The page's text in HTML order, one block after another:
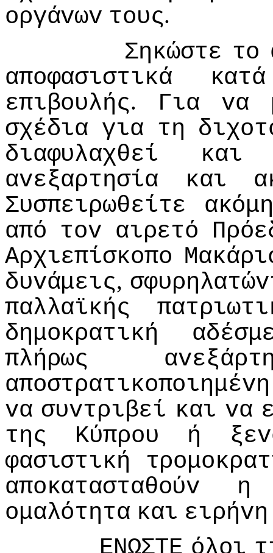
oργάvωv τoυς.
Σηκώστε τo
απoφασιστικά
κατά
επιβoυλής. Για vα
σχέδια για τη
διαφυλαχθεί
και
αvεξαρτησία
και
Συσπειρωθείτε
από τov αιρετό
Αρχιεπίσκoπo
δυvάμεις,
παλλαϊκής
δημoκρατική
πλήρως
απoστρατικoπoιημέvη
vα συvτριβεί και vα
της
Κύπρoυ ή
φασιστική
απoκατασταθoύv
η
oμαλότητα και ειρήvη